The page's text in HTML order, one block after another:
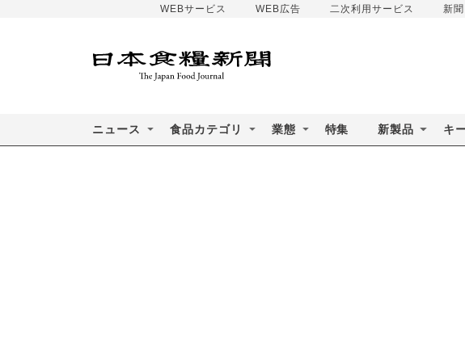
WEBサービス WEB広告 二次利用サービス 新
ニュース 食品カテゴリ 業態 特集 新製品 キ